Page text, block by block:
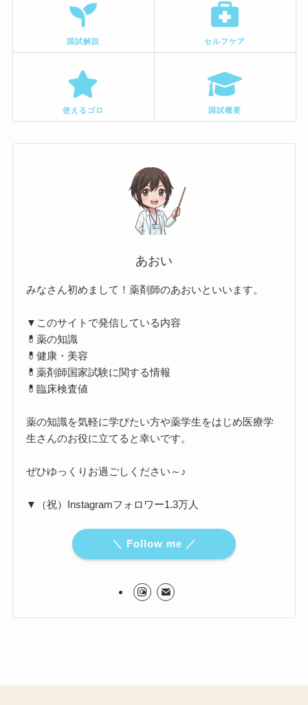
国試解説 セルフケア
使えるゴロ 国試概要
あおい
みなさん初めまして！薬剤師のあおいといいます。
▼このサイトで発信している内容
💊薬の知識
💊健康・美容
💊薬剤師国家試験に関する情報
💊臨床検査値
薬の知識を気軽に学びたい方や薬学生をはじめ医療学
生さんのお役に立てると幸いです。
ぜひゆっくりお過ごしください～♪
▼（祝）Instagramフォロワー1.3万人
＼ Follow me ／